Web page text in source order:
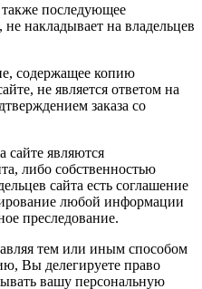
последующее
накладывает на владельцев
содержащее копию
не является ответом на
заказа со
сайте являются
либо собственностью
сайта есть соглашение
любой информации
преследование.
тем или иным способом
Вы делегируете право
вашу персональную